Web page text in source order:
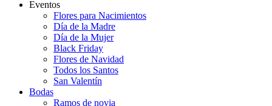
Eventos
Flores para Nacimientos
Día de la Madre
Día de la Mujer
Black Friday
Flores de Navidad
Todos los Santos
San Valentín
Bodas
Ramos de novia